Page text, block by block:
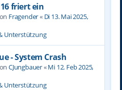
friert ein
Fragender« Di 13. Mai 2025,
Unterstützung
- System Crash
CJungbauer«Mi 12. Feb 2025,
Unterstützung